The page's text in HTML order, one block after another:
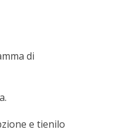
di
e tienilo